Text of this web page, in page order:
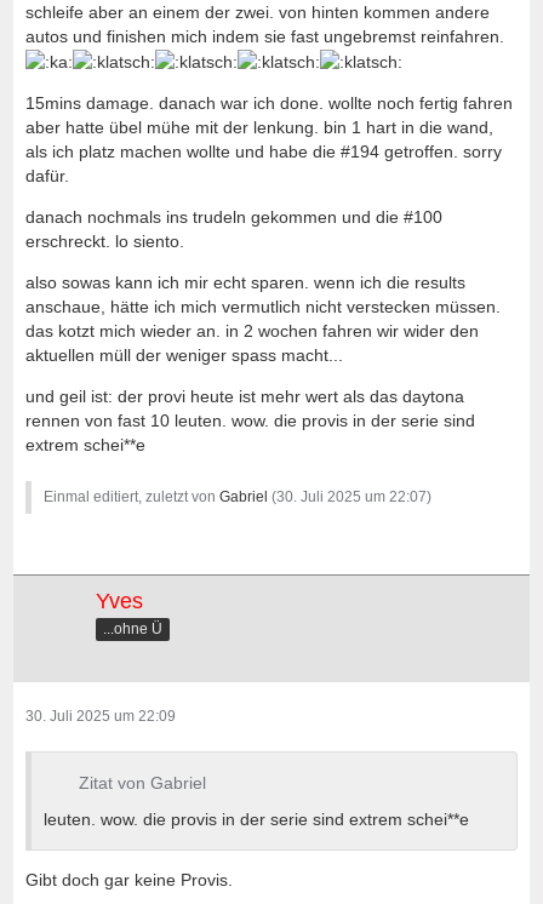
schleife aber an einem der zwei. von hinten kommen andere
autos und finishen mich indem sie fast ungebremst reinfahren.
15mins damage. danach war ich done. wollte noch fertig fahren
aber hatte übel mühe mit der lenkung. bin 1 hart in die wand,
als ich platz machen wollte und habe die #194 getroffen. sorry
dafür.
danach nochmals ins trudeln gekommen und die #100
erschreckt. lo siento.
also sowas kann ich mir echt sparen. wenn ich die results
anschaue, hätte ich mich vermutlich nicht verstecken müssen.
das kotzt mich wieder an. in 2 wochen fahren wir wider den
aktuellen müll der weniger spass macht...
und geil ist: der provi heute ist mehr wert als das daytona
rennen von fast 10 leuten. wow. die provis in der serie sind
extrem schei**e
Einmal editiert, zuletzt von Gabriel (30. Juli 2025 um 22:07)
Yves
...ohne Ü
30. Juli 2025 um 22:09
Zitat von Gabriel
leuten. wow. die provis in der serie sind extrem schei**e
Gibt doch gar keine Provis.